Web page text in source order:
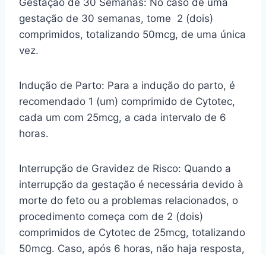
gestação de 30 semanas, tome 2 (dois)
comprimidos, totalizando 50mcg, de uma única
vez.
Indução de Parto: Para a indução do parto, é
recomendado 1 (um) comprimido de Cytotec,
cada um com 25mcg, a cada intervalo de 6
horas.
Interrupção de Gravidez de Risco: Quando a
interrupção da gestação é necessária devido à
morte do feto ou a problemas relacionados, o
procedimento começa com de 2 (dois)
comprimidos de Cytotec de 25mcg, totalizando
50mcg. Caso, após 6 horas, não haja resposta,